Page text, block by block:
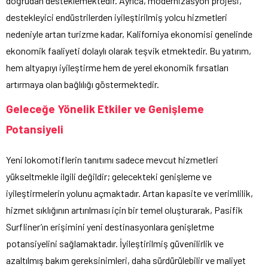
destekleyici endüstrilerden iyileştirilmiş yolcu hizmetleri
nedeniyle artan turizme kadar, Kaliforniya ekonomisi genelinde
ekonomik faaliyeti dolaylı olarak teşvik etmektedir. Bu yatırım,
hem altyapıyı iyileştirme hem de yerel ekonomik fırsatları
artırmaya olan bağlılığı göstermektedir.
Geleceğe Yönelik Etkiler ve Genişleme
Potansiyeli
Yeni lokomotiflerin tanıtımı sadece mevcut hizmetleri
yükseltmekle ilgili değildir; gelecekteki genişleme ve
iyileştirmelerin yolunu açmaktadır. Artan kapasite ve verimlilik,
hizmet sıklığının artırılması için bir temel oluşturarak, Pasifik
Surfliner’ın erişimini yeni destinasyonlara genişletme
potansiyelini sağlamaktadır. İyileştirilmiş güvenilirlik ve
azaltılmış bakım gereksinimleri, daha sürdürülebilir ve maliyet